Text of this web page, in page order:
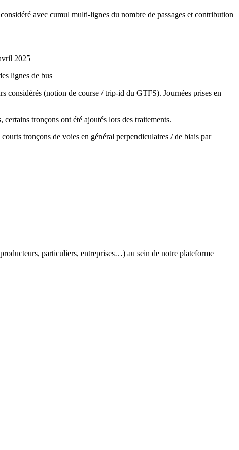
avec cumul multi-lignes du nombre de passages et contribution
2025​
lignes de bus​
considérés (notion de course / trip-id du GTFS). Journées prises en
tronçons ont été ajoutés lors des traitements.​
tronçons de voies en général perpendiculaires / de biais par
particuliers, entreprises…) au sein de notre plateforme